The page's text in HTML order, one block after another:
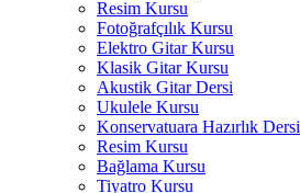
Resim Kursu
Fotoğrafçılık Kursu
Elektro Gitar Kursu
Klasik Gitar Kursu
Akustik Gitar Dersi
Ukulele Kursu
Konservatuara Hazırlık Dersi
Resim Kursu
Bağlama Kursu
Tiyatro Kursu